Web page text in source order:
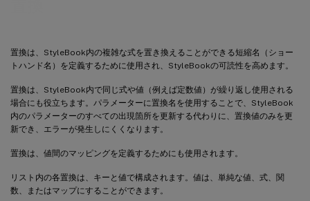
置換は、StyleBook内の複雑な式を置き換えることができる短縮名（ショー
トハンド名）を定義するために使用され、StyleBookの可読性を高めます。
置換は、StyleBook内で同じ式や値（例えば定数値）が繰り返し使用される
場合にも役立ちます。パラメーターに置換名を使用することで、StyleBook
内のパラメーターのすべての出現箇所を更新する代わりに、置換値のみを更
新でき、エラーが発生しにくくなります。
置換は、値間のマッピングを定義するためにも使用されます。
リスト内の各置換は、キーと値で構成されます。値は、単純な値、式、関
数、またはマップにすることができます。